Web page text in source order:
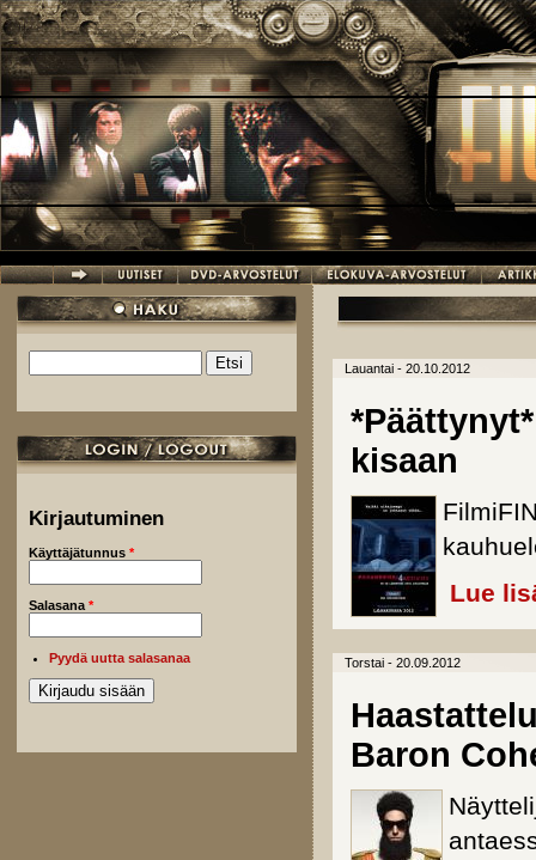
Hyppää pääsisältöön
Hakulomake
Kirjautuminen
Käyttäjätunnus *
Salasana *
Pyydä uutta salasanaa
Lauantai - 20.10.2012
kisaan
Lue
Torstai - 20.09.2012
Baron